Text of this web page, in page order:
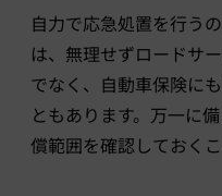
自力で応急処置を行う
は、無理せずロードサ
でなく、自動車保険に
ともあります。万一に
償範囲を確認しておく